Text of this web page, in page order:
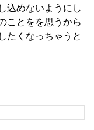
込めないようにし
ことをを思うから
たくなっちゃうと